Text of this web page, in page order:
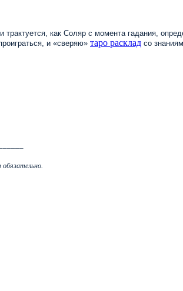
как Соляр с момента гадания,
и «сверяю» таро расклад со